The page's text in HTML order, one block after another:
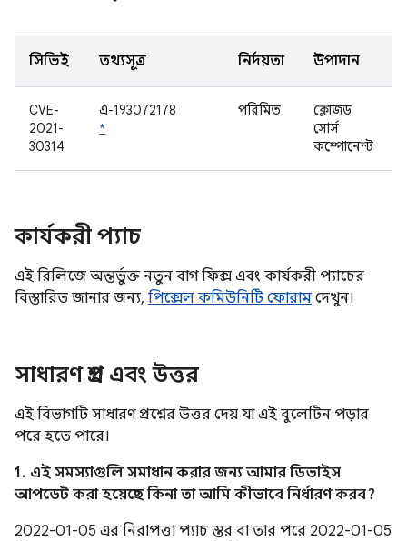
সিভিই তথ্যসূত্র নির্দয়তা উপাদান
CVE-
2021-
30314
এ-193072178
*
পরিমিত
ক্লোজড
সোর্স
কম্পোনেন্ট
কার্যকরী প্যাচ
এই রিলিজে অন্তর্ভুক্ত নতুন বাগ ফিক্স এবং কার্যকরী প্যাচের
বিস্তারিত জানার জন্য, পিক্সেল কমিউনিটি ফোরাম দেখুন।
সাধারণ প্রশ্ন এবং উত্তর
এই বিভাগটি সাধারণ প্রশ্নের উত্তর দেয় যা এই বুলেটিন পড়ার
পরে হতে পারে।
1. এই সমস্যাগুলি সমাধান করার জন্য আমার ডিভাইস
আপডেট করা হয়েছে কিনা তা আমি কীভাবে নির্ধারণ করব?
2022-01-05 এর নিরাপত্তা প্যাচ স্তর বা তার পরে 2022-01-05